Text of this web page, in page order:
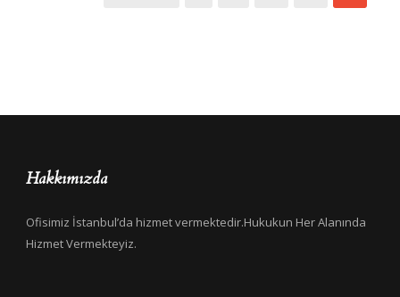
Hakkımızda
Ofisimiz İstanbul’da hizmet vermektedir.Hukukun Her Alanında
Hizmet Vermekteyiz.